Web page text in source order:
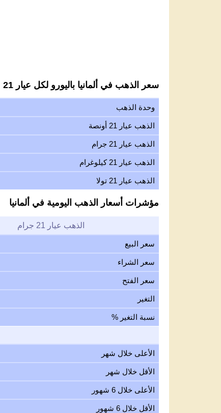
سعر الذهب في ألمانيا باليورو لكل عيار 21
وحدة الذهب
الذهب عيار 21 أونصة
الذهب عيار 21 جرام
الذهب عيار 21 كيلوغرام
الذهب عيار 21 تولا
مؤشرات أسعار الذهب اليومية في ألمانيا
الذهب عيار 21 جرام
سعر البيع
سعر الشراء
سعر الفتح
التغير
نسبة التغير %
الأعلى خلال شهر
الأقل خلال شهر
الأعلى خلال 6 شهور
الأقل خلال 6 شهور